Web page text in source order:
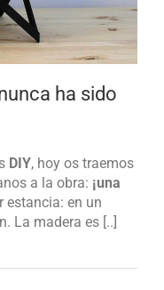
ha sido
DIY, hoy os traemos
a la obra: ¡una
estancia: en un
La madera es [..]